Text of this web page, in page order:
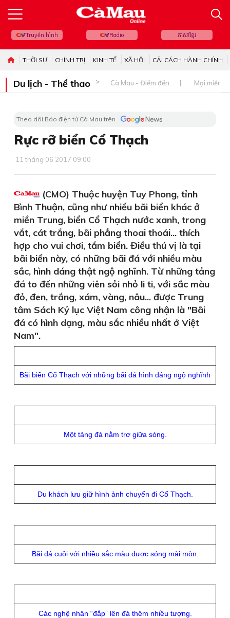
Truyền hình Radio ភាសាខ្មែរ
THỜI SỰ CHÍNH TRỊ KINH TẾ XÃ HỘI CẢI CÁCH HÀNH CHÍNH
Du lịch - Thể thao Cà Mau - Điểm đến Mọi miền
Theo dõi Báo điện tử Cà Mau trên
Rực rỡ biển Cổ Thạch
11 tháng 06 2017 09:00
(CMO) Thuộc huyện Tuy Phong, tỉnh
Bình Thuận, cũng như nhiều bãi biển khác ở
miền Trung, biển Cổ Thạch nước xanh, trong
vắt, cát trắng, bãi phẳng thoai thoải... thích
hợp cho vui chơi, tắm biển. Điều thú vị là tại
bãi biển này, có những bãi đá với nhiều màu
sắc, hình dáng thật ngộ nghĩnh. Từ những tảng
đá to đến những viên sỏi nhỏ li ti, với sắc màu
đỏ, đen, trắng, xám, vàng, nâu... được Trung
tâm Sách Kỷ lục Việt Nam công nhận là "Bãi
đá có hình dạng, màu sắc nhiều nhất ở Việt
Nam".
Bãi biển Cổ Thạch với những bãi đá hình dáng ngộ nghĩnh
Một tảng đá nằm trơ giữa sóng.
Du khách lưu giữ hình ảnh chuyến đi Cổ Thạch.
Bãi đá cuội với nhiều sắc màu được sóng mài mòn.
Các nghệ nhân “đắp” lên đá thêm nhiều tượng.